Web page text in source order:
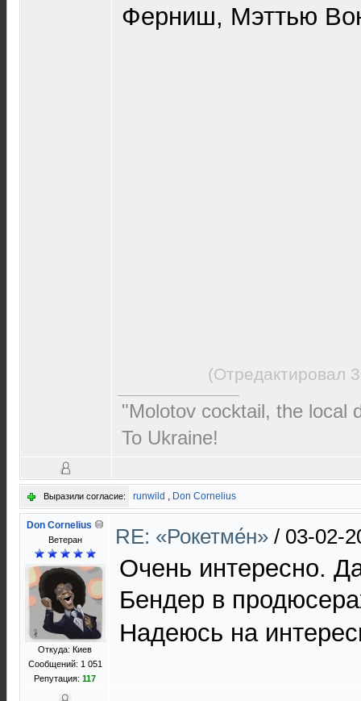
Ферниш, Мэттью
(Отредактировал
"Molotov cocktail, the local
To Ukraine!
Выразили согласие: runwild , Don Cornelius
Don Cornelius
Ветеран
Откуда: Киев
Сообщений: 1 051
Репутация: 117
RE: «Рокетме́н» / 03-02-
Очень интересно.
Бендер в
Надеюсь на